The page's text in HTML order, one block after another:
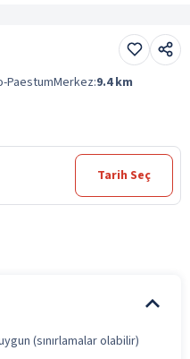
PaestumMerkez:9.4 km
Tarih Seç
(sınırlamalar olabilir)